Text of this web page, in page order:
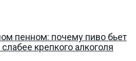
пенном: почему пиво бьет
крепкого алкоголя